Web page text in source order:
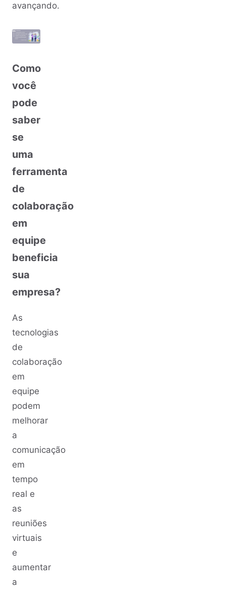
avançando.
Como
você
pode
saber
se
uma
ferramenta
de
colaboração
em
equipe
beneficia
sua
empresa?
As
tecnologias
de
colaboração
em
equipe
podem
melhorar
a
comunicação
em
tempo
real e
as
reuniões
virtuais
e
aumentar
a